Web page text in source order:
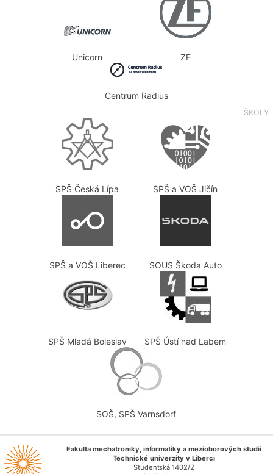
Unicorn ZF
Centrum Radius
ŠKOLY
SPŠ Česká Lípa SPŠ a VOŠ Jičín
SPŠ a VOŠ Liberec SOUS Škoda Auto
SPŠ Mladá Boleslav SPŠ Ústí nad Labem
SOŠ, SPŠ Varnsdorf
Fakulta mechatroniky, informatiky a mezioborových studií
Technické univerzity v Liberci
Studentská 1402/2